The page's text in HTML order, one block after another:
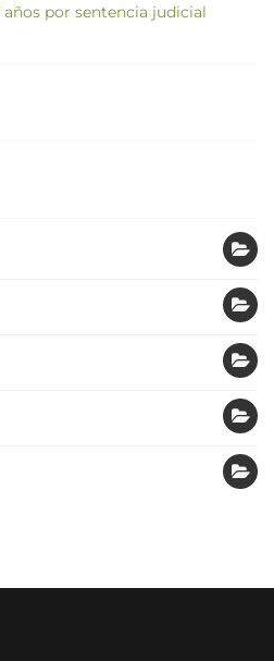
años por sentencia judicial